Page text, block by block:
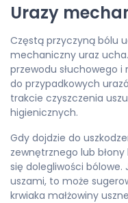
Urazy
Częstą przyczyną bólu
mechaniczny uraz
przewodu słuchowego i
do przypadkowych
trakcie czyszczenia
higienicznych.
Gdy dojdzie do
zewnętrznego lub
się dolegliwości bólowe.
uszami, to może
krwiaka małżowiny